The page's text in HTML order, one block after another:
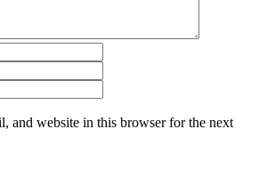
and website in this browser for the next